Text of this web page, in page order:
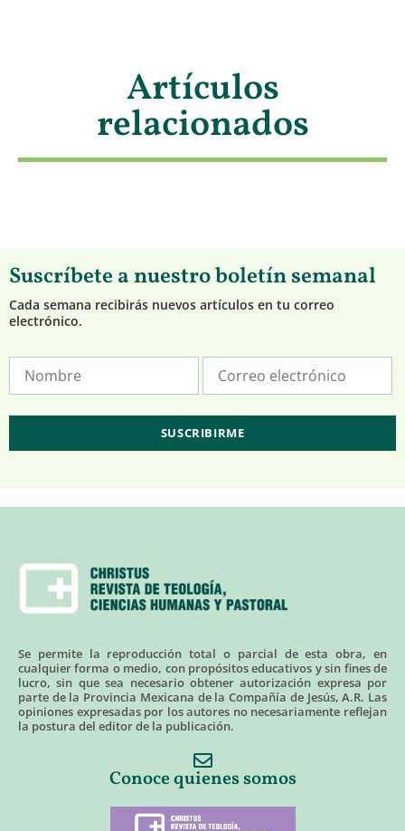
Artículos
relacionados
Suscríbete a nuestro boletín semanal
Cada semana recibirás nuevos artículos en tu correo
electrónico.
Se permite la reproducción total o parcial de esta obra, en
cualquier forma o medio, con propósitos educativos y sin fines de
lucro, sin que sea necesario obtener autorización expresa por
parte de la Provincia Mexicana de la Compañía de Jesús, A.R. Las
opiniones expresadas por los autores no necesariamente reflejan
la postura del editor de la publicación.
Conoce quienes somos